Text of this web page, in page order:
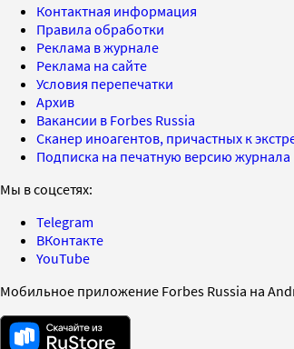
Контактная информация
Правила обработки
Реклама в журнале
Реклама на сайте
Условия перепечатки
Архив
Вакансии в Forbes Russia
Сканер иноагентов, причастных к
Подписка на печатную версию журнала
Мы в соцсетях:
Telegram
ВКонтакте
YouTube
Мобильное приложение Forbes Russia на